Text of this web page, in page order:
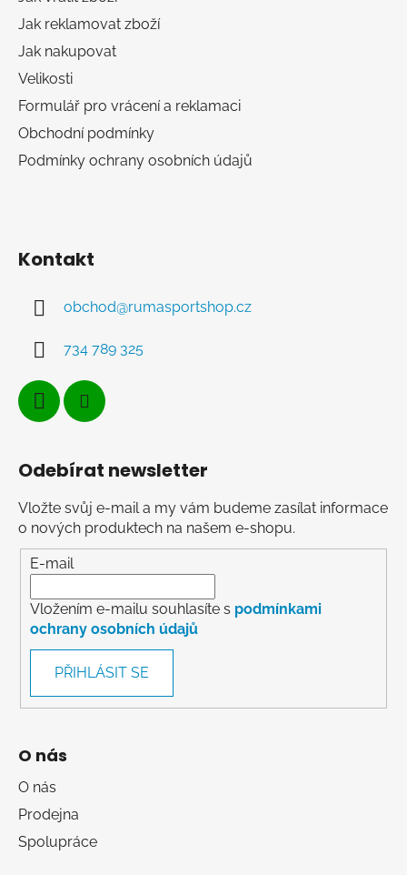
Jak reklamovat zboží
Jak nakupovat
Velikosti
Formulář pro vrácení a reklamaci
Obchodní podmínky
Podmínky ochrany osobních údajů
Kontakt
obchod@rumasportshop.cz
734 789 325
Odebírat newsletter
Vložte svůj e-mail a my vám budeme zasílat informace
o nových produktech na našem e-shopu.
E-mail
Vložením e-mailu souhlasíte s podmínkami
ochrany osobních údajů
PŘIHLÁSIT SE
O nás
O nás
Prodejna
Spolupráce